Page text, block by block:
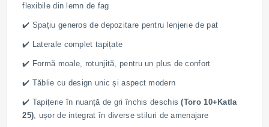
flexibile din lemn de fag
✔️ Spațiu generos de depozitare pentru lenjerie de pat
✔️ Laterale complet tapițate
✔️ Formă moale, rotunjită, pentru un plus de confort
✔️ Tăblie cu design unic și aspect modern
✔️ Tapițerie în nuanță de gri închis deschis (Toro 10+Katla
25) , ușor de integrat în diverse stiluri de amenajare